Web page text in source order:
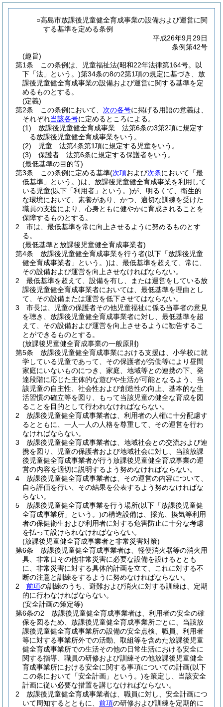
○高島市放課後児童健全育成事業の設備および運営に関
する基準を定める条例
平成26年9月29日
条例第42号
(趣旨)
第1条
この条例は、児童福祉法(昭和22年法律第164号。以
下「法」という。)第34条の8の2第1項の規定に基づき、放
課後児童健全育成事業の設備および運営に関する基準を定
めるものとする。
(定義)
第2条
この条例において、 次の各号に掲げる用語の意義は、
それぞれ当該各号に定めるところによる。
(1)
放課後児童健全育成事業 法第6条の3第2項に規定す
る放課後児童健全育成事業をいう。
(2)
児童 法第4条第1項に規定する児童をいう。
(3)
保護者 法第6条に規定する保護者をいう。
(最低基準の目的等)
第3条
この条例に定める基準(次項および次条において「最
低基準」という。)は、放課後児童健全育成事業を利用して
いる児童(以下「利用者」という。)が、明るくて、衛生的
な環境において、素養があり、かつ、適切な訓練を受けた
職員の支援により、心身ともに健やかに育成されることを
保障するものとする。
2
市は、最低基準を常に向上させるように努めるものとす
る。
(最低基準と放課後児童健全育成事業者)
第4条
放課後児童健全育成事業を行う者(以下「放課後児童
健全育成事業者」という。)は、最低基準を超えて、常に、
その設備および運営を向上させなければならない。
2
最低基準を超えて、設備を有し、または運営をしている放
課後児童健全育成事業者においては、最低基準を理由とし
て、その設備または運営を低下させてはならない。
3
市長は、児童の保護者その他児童福祉に係る当事者の意見
を聴き、放課後児童健全育成事業者に対し、最低基準を超
えて、その設備および運営を向上させるように勧告するこ
とができるものとする。
(放課後児童健全育成事業の一般原則)
第5条
放課後児童健全育成事業における支援は、小学校に就
学している児童であって、その保護者が労働等により昼間
家庭にいないものにつき、家庭、地域等との連携の下、発
達段階に応じた主体的な遊びや生活が可能となるよう、当
該児童の自主性、社会性および創造性の向上、基本的な生
活習慣の確立等を図り、もって当該児童の健全な育成を図
ることを目的として行われなければならない。
2
放課後児童健全育成事業者は、利用者の人権に十分配慮す
るとともに、一人一人の人格を尊重して、その運営を行わ
なければならない。
3
放課後児童健全育成事業者は、地域社会との交流および連
携を図り、児童の保護者および地域社会に対し、当該放課
後児童健全育成事業者が行う放課後児童健全育成事業の運
営の内容を適切に説明するよう努めなければならない。
4
放課後児童健全育成事業者は、その運営の内容について、
自ら評価を行い、その結果を公表するよう努めなければな
らない。
5
放課後児童健全育成事業を行う場所(以下「放課後児童健
全育成事業所」という。)の構造設備は、採光、換気等利用
者の保健衛生および利用者に対する危害防止に十分な考慮
を払って設けられなければならない。
(放課後児童健全育成事業者と非常災害対策)
第6条
放課後児童健全育成事業者は、軽便消火器等の消火用
具、非常口その他非常災害に必要な設備を設けるととも
に、非常災害に対する具体的計画を立て、これに対する不
断の注意と訓練をするように努めなければならない。
2
前項の訓練のうち、避難および消火に対する訓練は、定期
的に行わなければならない。
(安全計画の策定等)
第6条の2
放課後児童健全育成事業者は、利用者の安全の確
保を図るため、放課後児童健全育成事業所ごとに、当該放
課後児童健全育成事業所の設備の安全点検、職員、利用者
等に対する事業所外での活動、取組等を含めた放課後児童
健全育成事業所での生活その他の日常生活における安全に
関する指導、職員の研修および訓練その他放課後児童健全
育成事業所における安全に関する事項についての計画(以下
この条において「安全計画」という。)を策定し、当該安全
計画に従い必要な措置を講じなければならない。
2
放課後児童健全育成事業者は、職員に対し、安全計画につ
いて周知するとともに、 前項の研修および訓練を定期的に